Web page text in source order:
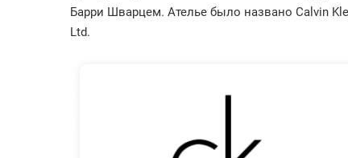
Барри Шварцем. Ателье было названо Calvin
Ltd.